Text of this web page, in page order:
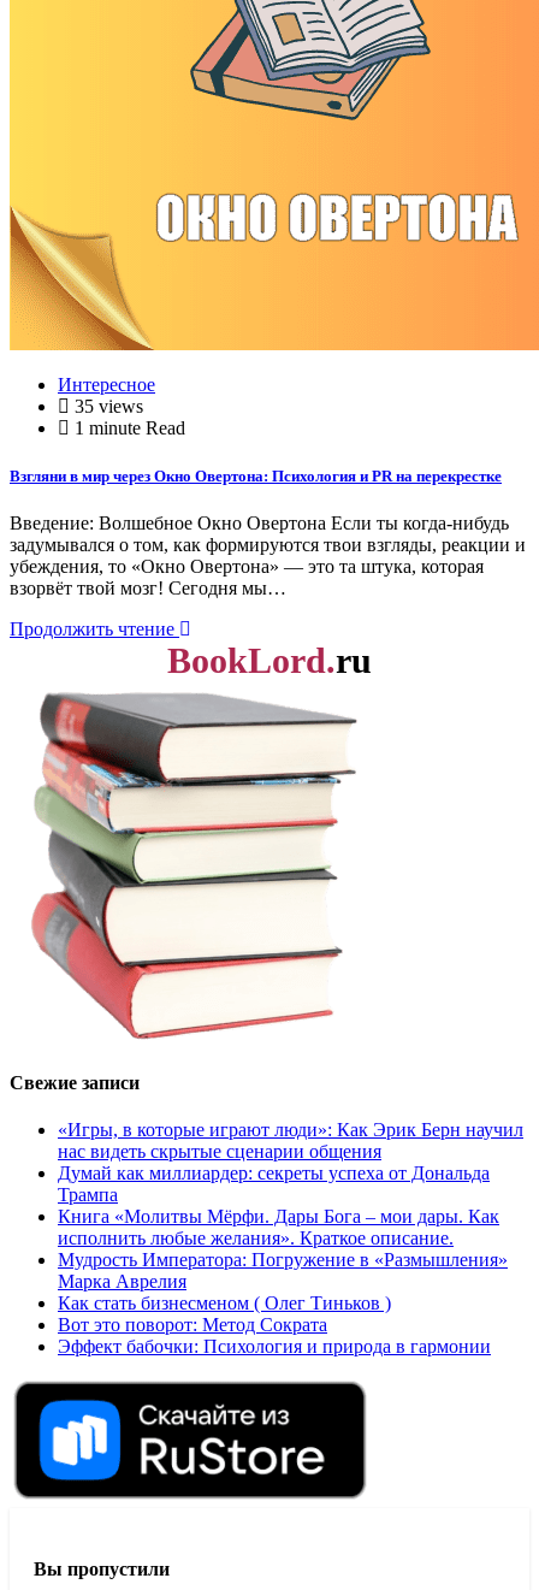
Интересное
35 views
1 minute Read
Взгляни в мир через Окно Овертона: Психология и PR на перекрестке
Введение: Волшебное Окно Овертона Если ты когда-нибудь
задумывался о том, как формируются твои взгляды, реакции и
убеждения, то «Окно Овертона» — это та штука, которая
взорвёт твой мозг! Сегодня мы…
Продолжить чтение
BookLord.ru
Свежие записи
«Игры, в которые играют люди»: Как Эрик Берн научил
нас видеть скрытые сценарии общения
Думай как миллиардер: секреты успеха от Дональда
Трампа
Книга «Молитвы Мёрфи. Дары Бога – мои дары. Как
исполнить любые желания». Краткое описание.
Мудрость Императора: Погружение в «Размышления»
Марка Аврелия
Как стать бизнесменом ( Олег Тиньков )
Вот это поворот: Метод Сократа
Эффект бабочки: Психология и природа в гармонии
Вы пропустили